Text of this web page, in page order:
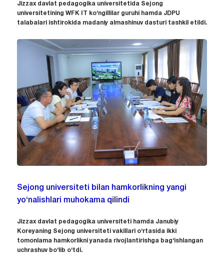
Jizzax davlat pedagogika universitetida Sejong
universitetining WFK IT ko‘ngillilar guruhi hamda JDPU
talabalari ishtirokida madaniy almashinuv dasturi tashkil etildi.
Sejong universiteti bilan hamkorlikning yangi
yo‘nalishlari muhokama qilindi
Jizzax davlat pedagogika universiteti hamda Janubiy
Koreyaning Sejong universiteti vakillari o‘rtasida ikki
tomonlama hamkorlikni yanada rivojlantirishga bag‘ishlangan
uchrashuv bo‘lib o‘tdi.